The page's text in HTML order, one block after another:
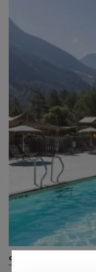
camping & glamping